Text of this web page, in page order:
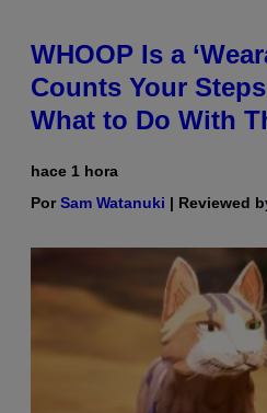
WHOOP Is a
Counts Your
What to Do With
hace 1 hora
PorSam Watanuki | Reviewed